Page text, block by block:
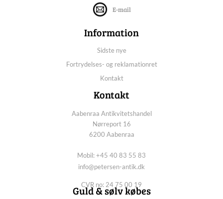
E-mail
Information
Sidste nye
Fortrydelses- og reklamationret
Kontakt
Kontakt
Aabenraa Antikvitetshandel
Nørreport 16
6200 Aabenraa
Mobil: +45 40 83 55 83
info@petersen-antik.dk
CVR no: 24 75 00 19
Guld & sølv købes